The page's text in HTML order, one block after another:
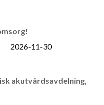
2026-11-30
akutvårdsavdelning,